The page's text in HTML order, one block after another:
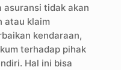
asuransi tidak akan
atau klaim
kendaraan,
terhadap pihak
Hal ini bisa